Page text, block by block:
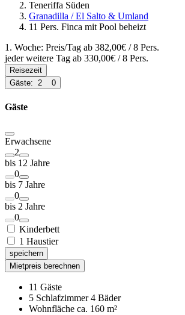
Teneriffa Süden
Granadilla / El Salto & Umland
11 Pers. Finca mit Pool beheizt
1. Woche: Preis/Tag ab 382,00€ / 8 Pers.
jeder weitere Tag ab 330,00€ / 8 Pers.
Reisezeit
Gäste:
2 0
Gäste
Erwachsene
2
bis 12 Jahre
0
bis 7 Jahre
0
bis 2 Jahre
0
Kinderbett
1 Haustier
speichern
Mietpreis berechnen
11 Gäste
5 Schlafzimmer 4 Bäder
Wohnfläche ca. 160 m²